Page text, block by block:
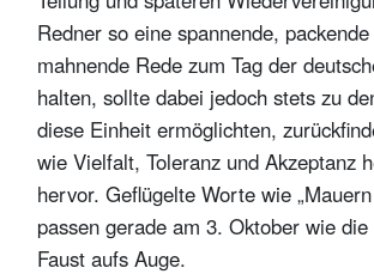
Redner so eine spannende,
mahnende Rede zum Tag der
halten, sollte dabei jedoch stets zu
diese Einheit ermöglichten,
wie Vielfalt, Toleranz und Akzeptanz
hervor. Geflügelte Worte wie
passen gerade am 3. Oktober wie
Faust aufs Auge.